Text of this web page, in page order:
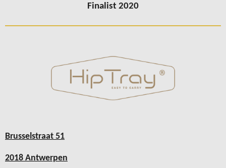
Finalist 2020
Brusselstraat 51
2018 Antwerpen